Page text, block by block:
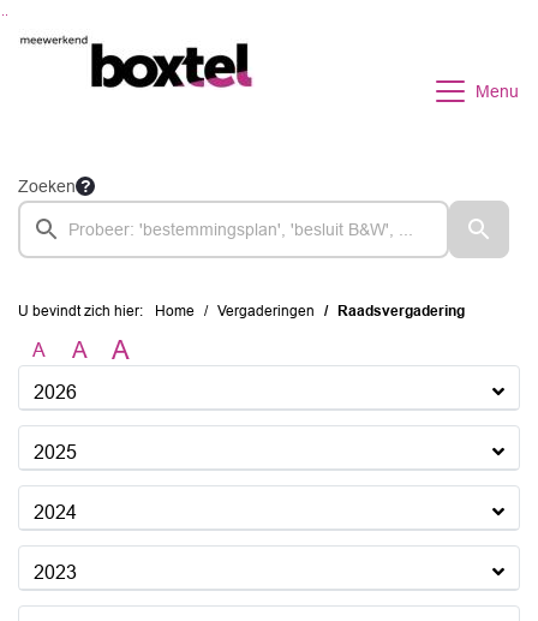
Menu
Zoeken
U bevindt zich hier: Home Vergaderingen Raadsvergadering
A A A
2026
2025
2024
2023